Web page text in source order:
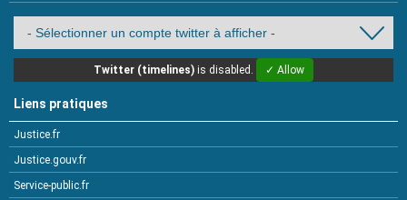
Twitter (timelines) is disabled. ✓ Allow
Liens pratiques
Justice.fr
Justice.gouv.fr
Service-public.fr